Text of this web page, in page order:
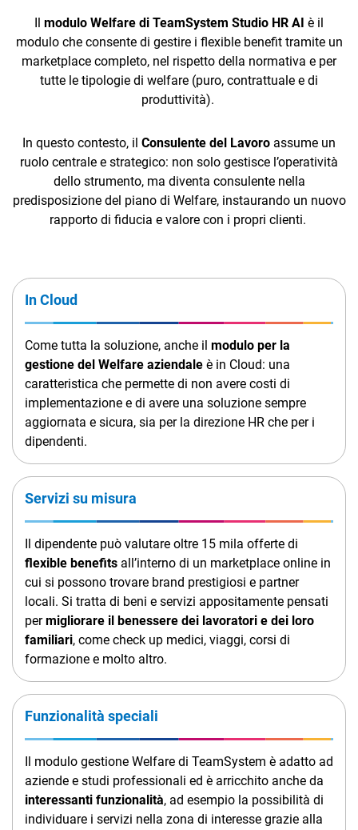
CRM
Email Marketing
Fatturazione
Financial Solutions
TeamSystem Corporate
TeamSystem Store
Onboarding
e Processi
Incentivi
Intelligence
Insight
Il modulo Welfare di TeamSystem Studio HR AI è il
modulo che consente di gestire i flexible benefit tramite un
marketplace completo, nel rispetto della normativa e per
tutte le tipologie di welfare (puro, contrattuale e di
produttività).
In questo contesto, il Consulente del Lavoro assume un
ruolo centrale e strategico: non solo gestisce l’operatività
dello strumento, ma diventa consulente nella
predisposizione del piano di Welfare, instaurando un nuovo
rapporto di fiducia e valore con i propri clienti.
In Cloud
Come tutta la soluzione, anche il modulo per la
gestione del Welfare aziendale è in Cloud: una
caratteristica che permette di non avere costi di
implementazione e di avere una soluzione sempre
aggiornata e sicura, sia per la direzione HR che per i
dipendenti.
Servizi su misura
Il dipendente può valutare oltre 15 mila offerte di
flexible benefits all’interno di un marketplace online in
cui si possono trovare brand prestigiosi e partner
locali. Si tratta di beni e servizi appositamente pensati
permigliorare il benessere dei lavoratori e dei loro
familiari, come check up medici, viaggi, corsi di
formazione e molto altro.
Funzionalità speciali
Il modulo gestione Welfare di TeamSystem è adatto ad
aziende e studi professionali ed è arricchito anche da
interessanti funzionalità, ad esempio la possibilità di
individuare i servizi nella zona di interesse grazie alla